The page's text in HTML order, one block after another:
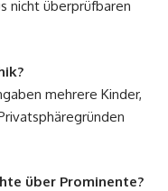
nicht überprüfbaren
mehrere Kinder,
über Prominente?